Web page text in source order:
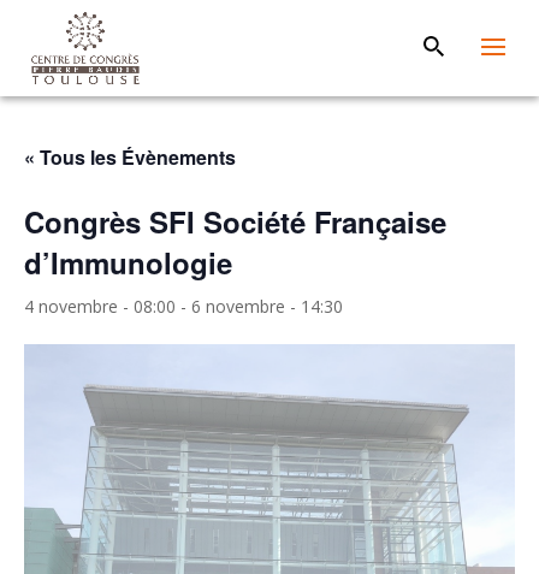
« Tous les Évènements
Congrès SFI Société Française
d’Immunologie
4 novembre - 08:00 - 6 novembre - 14:30